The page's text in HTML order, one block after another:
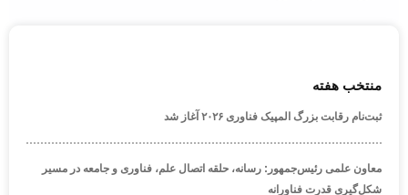
منتخب هفته
ثبت‌نام رقابت بزرگ المپیک فناوری ۲۰۲۶ آغاز شد
معاون علمی رئیس‌جمهور: رسانه، حلقه اتصال علم، فناوری و جامعه در مسیر
شکل‌گیری قدرت فناورانه